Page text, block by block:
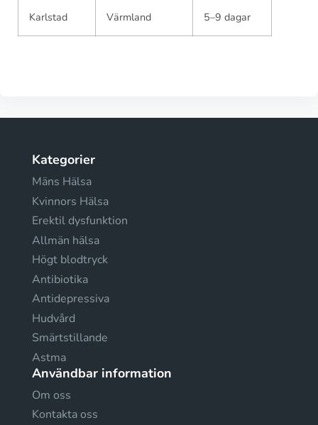
Karlstad Värmland 5–9 dagar
Kategorier
Mäns Hälsa
Kvinnors Hälsa
Erektil dysfunktion
Allmän hälsa
Högt blodtryck
Antibiotika
Antidepressiva
Hudvård
Smärtstillande
Astma
Användbar information
Om oss
Kontakta oss